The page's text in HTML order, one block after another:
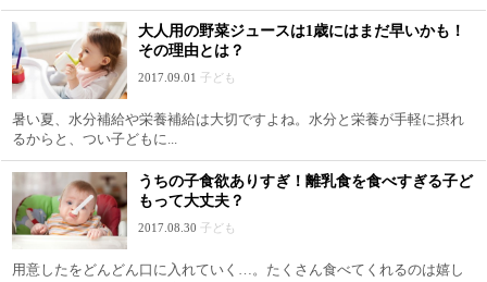
大人用の野菜ジュースは1歳にはまだ早いかも！
その理由とは？
2017.09.01 子ども
暑い夏、水分補給や栄養補給は大切ですよね。水分と栄養が手軽に摂れ
るからと、つい子どもに...
うちの子食欲ありすぎ！離乳食を食べすぎる子ど
もって大丈夫？
2017.08.30 子ども
用意したをどんどん口に入れていく…。たくさん食べてくれるのは嬉し